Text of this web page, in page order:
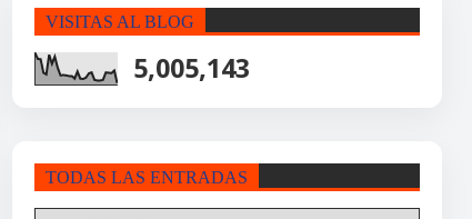
VISITAS AL BLOG
5,005,143
TODAS LAS ENTRADAS